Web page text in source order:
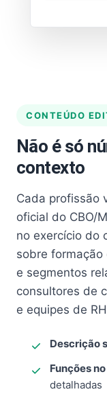
CONTEÚDO
Não é só
contexto
Cada profissão
oficial do CBO/
no exercício do
sobre formação
e segmentos
consultores de
e equipes de
Descrição
Funções
detalhadas